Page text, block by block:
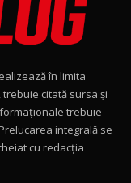
AutoBlog.MD
4MATIC+ / Test
AutoBlog.MD
în limita
citată sursa și
trebuie
integrală se
cu redacţia